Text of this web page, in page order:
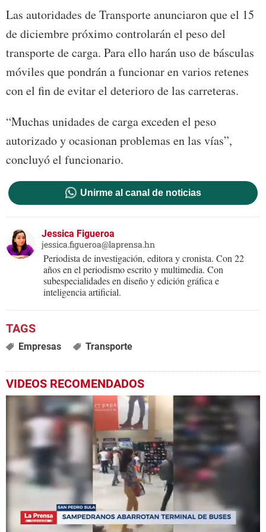
Las autoridades de Transporte anunciaron que el 15
de diciembre próximo controlarán el peso del
transporte de carga. Para ello harán uso de básculas
móviles que pondrán a funcionar en varios retenes
con el fin de evitar el deterioro de las carreteras.
“Muchas unidades de carga exceden el peso
autorizado y ocasionan problemas en las vías”,
concluyó el funcionario.
Unirme al canal de noticias
Jessica Figueroa
jessica.figueroa@laprensa.hn
Periodista de investigación, editora y cronista. Con 22
años en el periodismo escrito y multimedia. Con
subespecialidades en diseño y edición gráfica e
inteligencia artificial.
Empresas Transporte
VIDEOS RECOMENDADOS